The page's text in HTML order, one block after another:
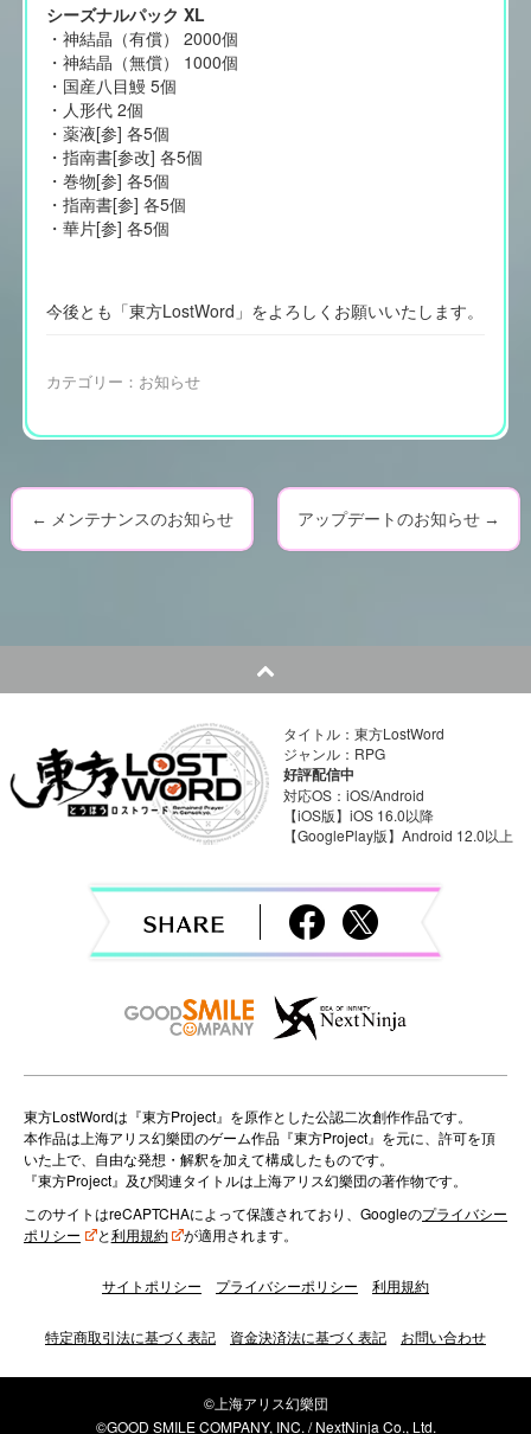
シーズナルパック XL
・神結晶（有償） 2000個
・神結晶（無償） 1000個
・国産八目鰻 5個
・人形代 2個
・薬液[参] 各5個
・指南書[参改] 各5個
・巻物[参] 各5個
・指南書[参] 各5個
・華片[参] 各5個
今後とも「東方LostWord」をよろしくお願いいたします。
カテゴリー： お知らせ
P
s
t
a
o
n
← メンテナンスのお知らせ アップデートのお知らせ →
タイトル：東方LostWord
ジャンル：RPG
好評配信中
対応OS：iOS/Android
【iOS版】iOS 16.0以降
【GooglePlay版】Android 12.0以上
東方LostWordは『東方Project』を原作とした公認二次創作作品です。
本作品は上海アリス幻樂団のゲーム作品『東方Project』を元に、許可を頂
いた上で、自由な発想・解釈を加えて構成したものです。
『東方Project』及び関連タイトルは上海アリス幻樂団の著作物です。
このサイトはreCAPTCHAによって保護されており、Googleのプライバシー
ポリシー
と利用規約 が適用されます。
サイトポリシー プライバシーポリシー 利用規約
特定商取引法に基づく表記 資金決済法に基づく表記 お問い合わせ
©上海アリス幻樂団
©GOOD SMILE COMPANY, INC. / NextNinja Co., Ltd.